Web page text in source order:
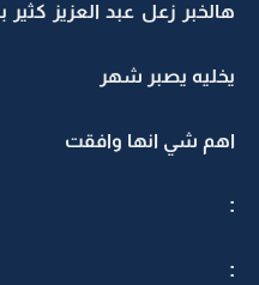
هالخبر زعل عبد العزيز
يخليه يصبر شهر
اهم شي انها وافقت
:
: